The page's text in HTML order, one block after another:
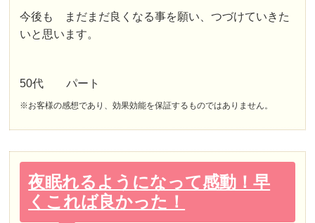
今後も まだまだ良くなる事を願い、つづけていきた
いと思います。
50代 パート
※お客様の感想であり、効果効能を保証するものではありません。
夜眠れるようになって感動！早
くこれば良かった！